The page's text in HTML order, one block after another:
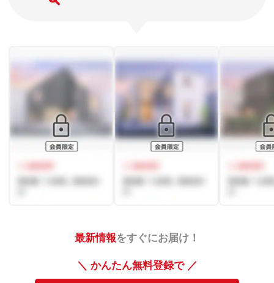
最新情報をすぐにお届け！
＼ かんたん無料登録で ／